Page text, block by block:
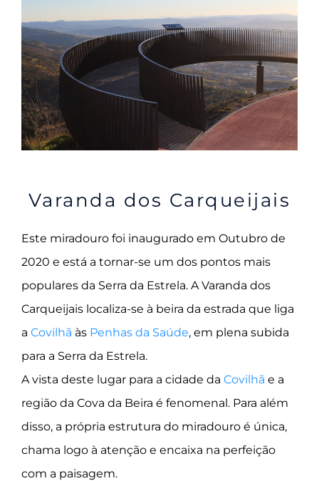
Varanda dos Carqueijais
Este miradouro foi inaugurado em Outubro de
2020 e está a tornar-se um dos pontos mais
populares da Serra da Estrela. A Varanda dos
Carqueijais localiza-se à beira da estrada que liga
a Covilhã às Penhas da Saúde, em plena subida
para a Serra da Estrela.
A vista deste lugar para a cidade da Covilhã e a
região da Cova da Beira é fenomenal. Para além
disso, a própria estrutura do miradouro é única,
chama logo à atenção e encaixa na perfeição
com a paisagem.